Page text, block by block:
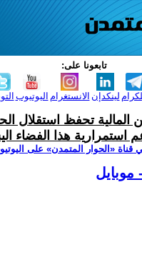
تابعونا على:
اليوتيوب الانستغرام لينكدإن
المالية تحفظ استقلال
استمرارية هذا الفضاء
قناة ‫«الحوار المتمدن» على
موبايل